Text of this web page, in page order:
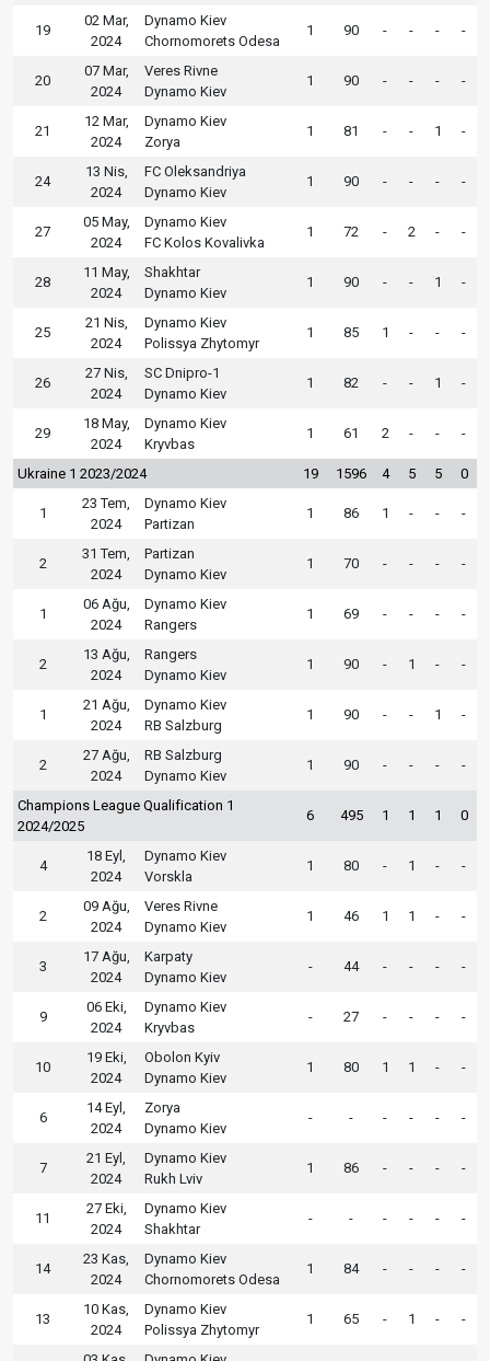
19
02 Mar,
2024
Dynamo Kiev
Chornomorets Odesa
1 90 - - - -
20
07 Mar,
2024
Veres Rivne
Dynamo Kiev
1 90 - - - -
21
12 Mar,
2024
Dynamo Kiev
Zorya
1 81 - - 1 -
24
13 Nis,
2024
FC Oleksandriya
Dynamo Kiev
1 90 - - - -
27
05 May,
2024
Dynamo Kiev
FC Kolos Kovalivka
1 72 - 2 - -
28
11 May,
2024
Shakhtar
Dynamo Kiev
1 90 - - 1 -
25
21 Nis,
2024
Dynamo Kiev
Polissya Zhytomyr
1 85 1 - - -
26
27 Nis,
2024
SC Dnipro-1
Dynamo Kiev
1 82 - - 1 -
29
18 May,
2024
Dynamo Kiev
Kryvbas
1 61 2 - - -
Ukraine 1 2023/2024 19 1596 4 5 5 0
1
23 Tem,
2024
Dynamo Kiev
Partizan
1 86 1 - - -
2
31 Tem,
2024
Partizan
Dynamo Kiev
1 70 - - - -
1
06 Ağu,
2024
Dynamo Kiev
Rangers
1 69 - - - -
2
13 Ağu,
2024
Rangers
Dynamo Kiev
1 90 - 1 - -
1
21 Ağu,
2024
Dynamo Kiev
RB Salzburg
1 90 - - 1 -
2
27 Ağu,
2024
RB Salzburg
Dynamo Kiev
1 90 - - - -
Champions League Qualification 1
2024/2025
6 495 1 1 1 0
4
18 Eyl,
2024
Dynamo Kiev
Vorskla
1 80 - 1 - -
2
09 Ağu,
2024
Veres Rivne
Dynamo Kiev
1 46 1 1 - -
3
17 Ağu,
2024
Karpaty
Dynamo Kiev
- 44 - - - -
9
06 Eki,
2024
Dynamo Kiev
Kryvbas
- 27 - - - -
10
19 Eki,
2024
Obolon Kyiv
Dynamo Kiev
1 80 1 1 - -
6
14 Eyl,
2024
Zorya
Dynamo Kiev
- - - - - -
7
21 Eyl,
2024
Dynamo Kiev
Rukh Lviv
1 86 - - - -
11
27 Eki,
2024
Dynamo Kiev
Shakhtar
- - - - - -
14
23 Kas,
2024
Dynamo Kiev
Chornomorets Odesa
1 84 - - - -
13
10 Kas,
2024
Dynamo Kiev
Polissya Zhytomyr
1 65 - 1 - -